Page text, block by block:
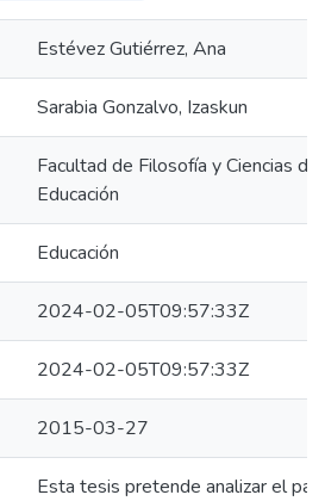
Estévez Gutiérrez, Ana
Sarabia Gonzalvo, Izaskun
Facultad de Filosofía y Ciencias de
Educación
Educación
2024-02-05T09:57:33Z
2024-02-05T09:57:33Z
2015-03-27
Esta tesis pretende analizar el